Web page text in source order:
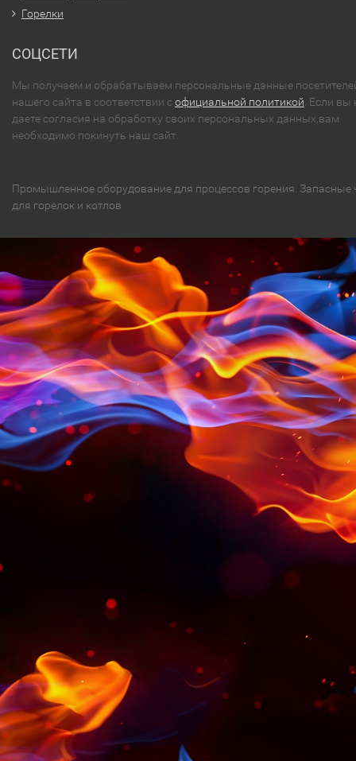
Горелки
СОЦСЕТИ
Мы получаем и обрабатываем персональные данные
нашего сайта в соответствии софициальной политикой . Если вы
даете согласия на обработку своих персональных данных,вам
необходимо покинуть наш сайт.
Промышленное оборудование для процессов горения. Запасные
для горелок и котлов